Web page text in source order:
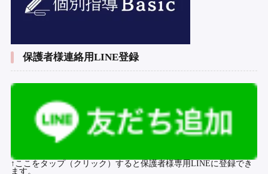
保護者様連絡用LINE登録
↑ここをタップ（クリック）すると保護者様専用LINEに登録でき
ます。